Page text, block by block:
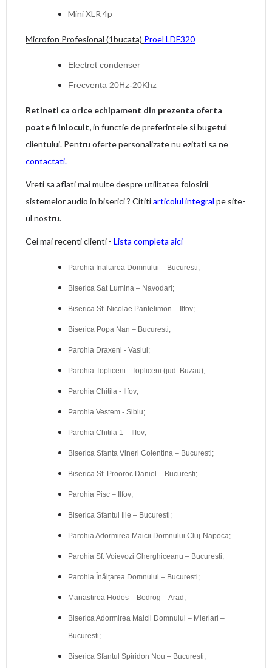
Mini XLR 4p
Microfon Profesional (1bucata) Proel LDF320
Electret condenser
Frecventa 20Hz-20Khz
Retineti ca orice echipament din prezenta oferta
poate fi inlocuit,in functie de preferintele si bugetul
clientului. Pentru oferte personalizate nu ezitati sa ne
contactati.
Vreti sa aflati mai multe despre utilitatea folosirii
sistemelor audio in biserici ? Cititiarticolul integral pe site-
ul nostru.
Cei mai recenti clienti - Lista completa aici
Parohia Inaltarea Domnului – Bucuresti;
Biserica Sat Lumina – Navodari;
Biserica Sf. Nicolae Pantelimon – Ilfov;
Biserica Popa Nan – Bucuresti;
Parohia Draxeni - Vaslui;
Parohia Topliceni - Topliceni (jud. Buzau);
Parohia Chitila - Ilfov;
Parohia Vestem - Sibiu;
Parohia Chitila 1 – Ilfov;
Biserica Sfanta Vineri Colentina – Bucuresti;
Biserica Sf. Prooroc Daniel – Bucuresti;
Parohia Pisc – Ilfov;
Biserica Sfantul Ilie – Bucuresti;
Parohia Adormirea Maicii Domnului Cluj-Napoca;
Parohia Sf. Voievozi Gherghiceanu – Bucuresti;
Parohia Înălțarea Domnului – Bucuresti;
Manastirea Hodos – Bodrog – Arad;
Biserica Adormirea Maicii Domnului – Mierlari –
Bucuresti;
Biserica Sfantul Spiridon Nou – Bucuresti;